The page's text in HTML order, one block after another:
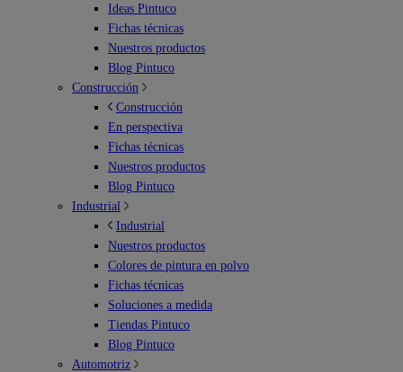
Ideas Pintuco
Fichas técnicas
Nuestros productos
Blog Pintuco
Construcción
Construcción
En perspectiva
Fichas técnicas
Nuestros productos
Blog Pintuco
Industrial
Industrial
Nuestros productos
Colores de pintura en polvo
Fichas técnicas
Soluciones a medida
Tiendas Pintuco
Blog Pintuco
Automotriz